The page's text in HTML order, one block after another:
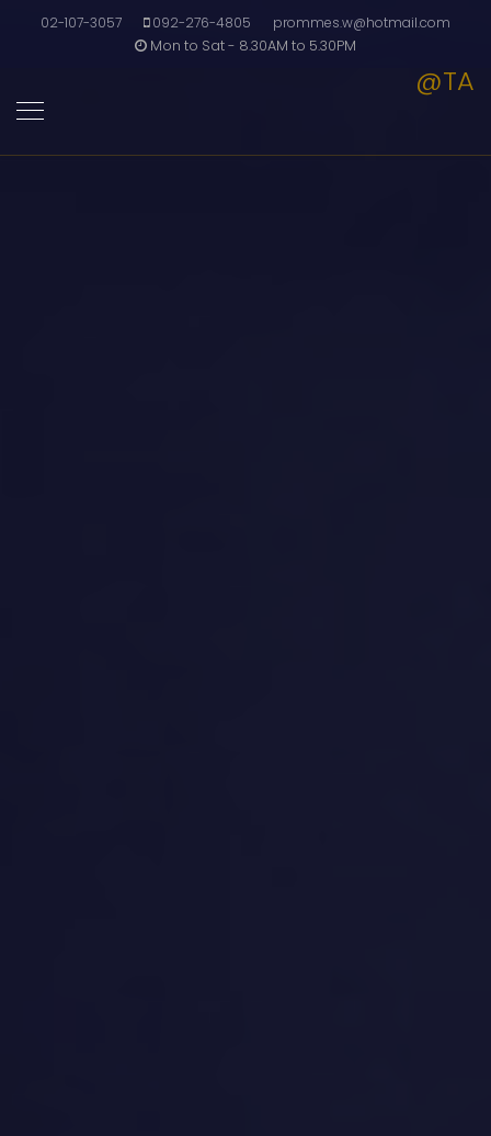
02-107-3057 092-276-4805
prommes.w@hotmail.com
Mon to Sat - 8.30AM to 5.30PM
@TA